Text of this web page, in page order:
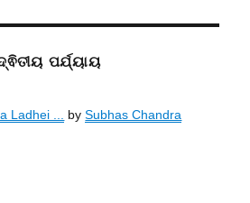
ପର୍ଯ୍ୟାୟ
Ladhei ... bySubhas Chandra